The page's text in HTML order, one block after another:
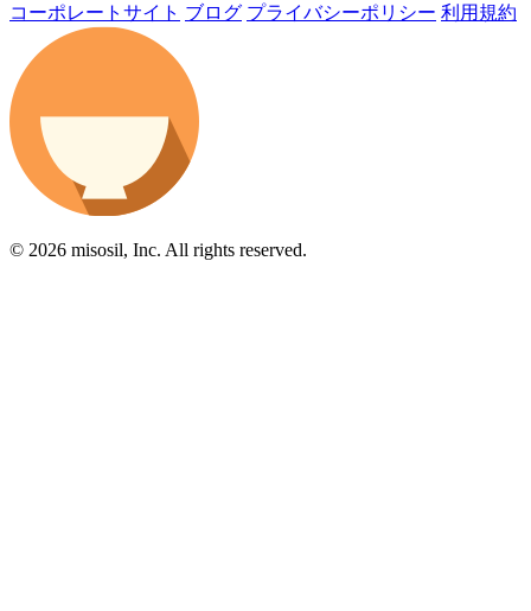
コーポレートサイト ブログ プライバシーポリシー 利用規約
© 2026 misosil, Inc. All rights reserved.